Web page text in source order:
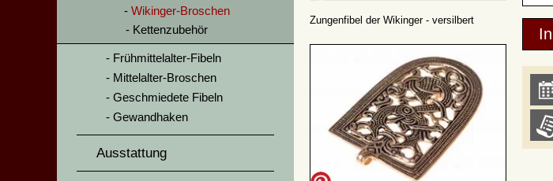
Wikinger-Broschen
Kettenzubehör
Frühmittelalter-Fibeln
Mittelalter-Broschen
Geschmiedete Fibeln
Gewandhaken
Ausstattung
Zungenfibel der Wikinger - versilbert